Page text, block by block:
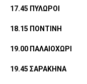
17.45 ΠΥΛΩΡΟΙ
18.15 ΠΟΝΤΙΝΗ
19.00 ΠΑΛΑΙΟΧΩΡΙ
19.45 ΣΑΡΑΚΗΝΑ